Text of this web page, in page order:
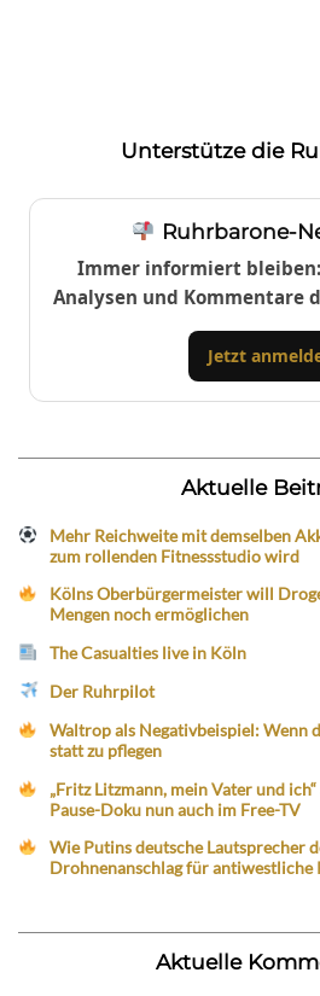
Unterstütze die
Ruhrbarone-
Immer informiert
Analysen und Kommentare
Jetzt
Aktuelle
Mehr Reichweite mit demselben
zum rollenden Fitnessstudio wird
Kölns Oberbürgermeister will
Mengen noch ermöglichen
The Casualties live in Köln
Der Ruhrpilot
Waltrop als Negativbeispiel: Wenn
statt zu pflegen
„Fritz Litzmann, mein Vater und
Pause-Doku nun auch im Free-TV
Wie Putins deutsche Lautsprecher
Drohnenanschlag für antiwestliche
Aktuelle